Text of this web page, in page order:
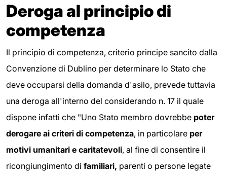
Deroga al principio di
competenza
Il principio di competenza, criterio principe sancito dalla
Convenzione di Dublino per determinare lo Stato che
deve occuparsi della domanda d'asilo, prevede tuttavia
una deroga all'interno del considerando n. 17 il quale
dispone infatti che "Uno Stato membro dovrebbe poter
derogare ai criteri di competenza, in particolare per
motivi umanitari e caritatevoli, al fine di consentire il
ricongiungimento di familiari, parenti o persone legate